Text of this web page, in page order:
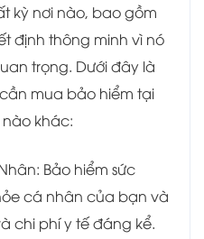
kỳ nơi nào, bao gồm
định thông minh vì nó
trọng. Dưới đây là
mua bảo hiểm tại
khác:
Bảo hiểm sức
cá nhân của bạn và
chi phí y tế đáng kể.